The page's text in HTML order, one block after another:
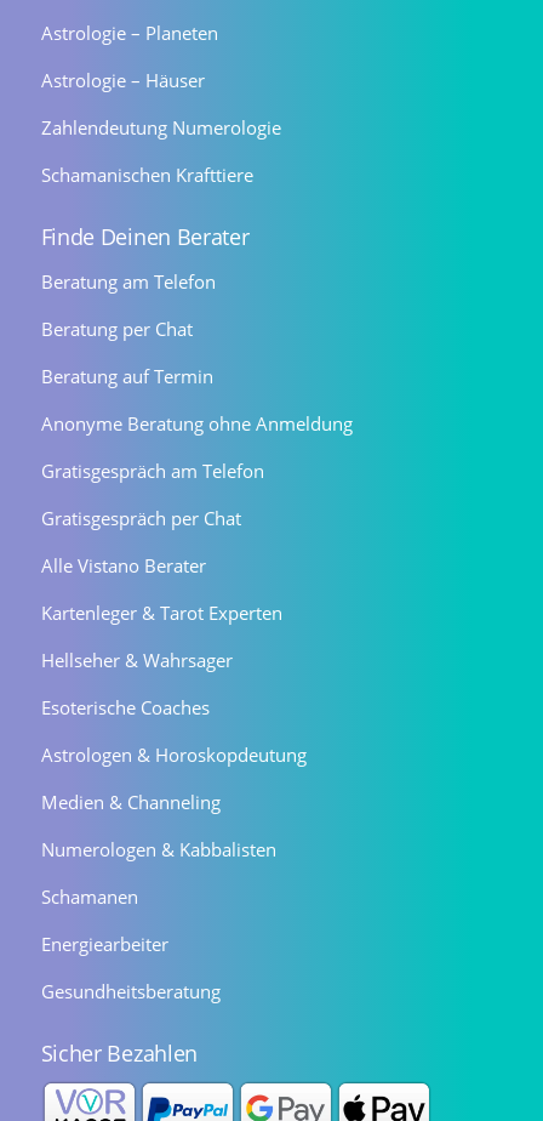
Astrologie – Planeten
Astrologie – Häuser
Zahlendeutung Numerologie
Schamanischen Krafttiere
Finde Deinen Berater
Beratung am Telefon
Beratung per Chat
Beratung auf Termin
Anonyme Beratung ohne Anmeldung
Gratisgespräch am Telefon
Gratisgespräch per Chat
Alle Vistano Berater
Kartenleger & Tarot Experten
Hellseher & Wahrsager
Esoterische Coaches
Astrologen & Horoskopdeutung
Medien & Channeling
Numerologen & Kabbalisten
Schamanen
Energiearbeiter
Gesundheitsberatung
Sicher Bezahlen